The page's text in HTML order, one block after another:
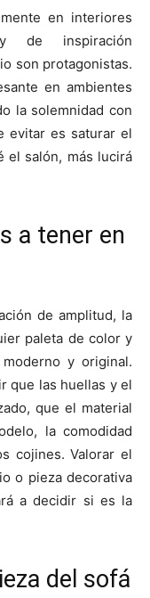
en interiores
y de inspiración
son protagonistas.
en ambientes
la solemnidad con
evitar es saturar el
el salón, más lucirá
a tener en
de amplitud, la
paleta de color y
y original.
que las huellas y el
que el material
la comodidad
cojines. Valorar el
o pieza decorativa
a decidir si es la
del sofá